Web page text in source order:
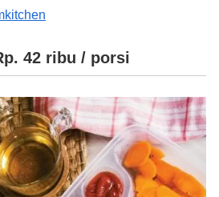
42 ribu / porsi